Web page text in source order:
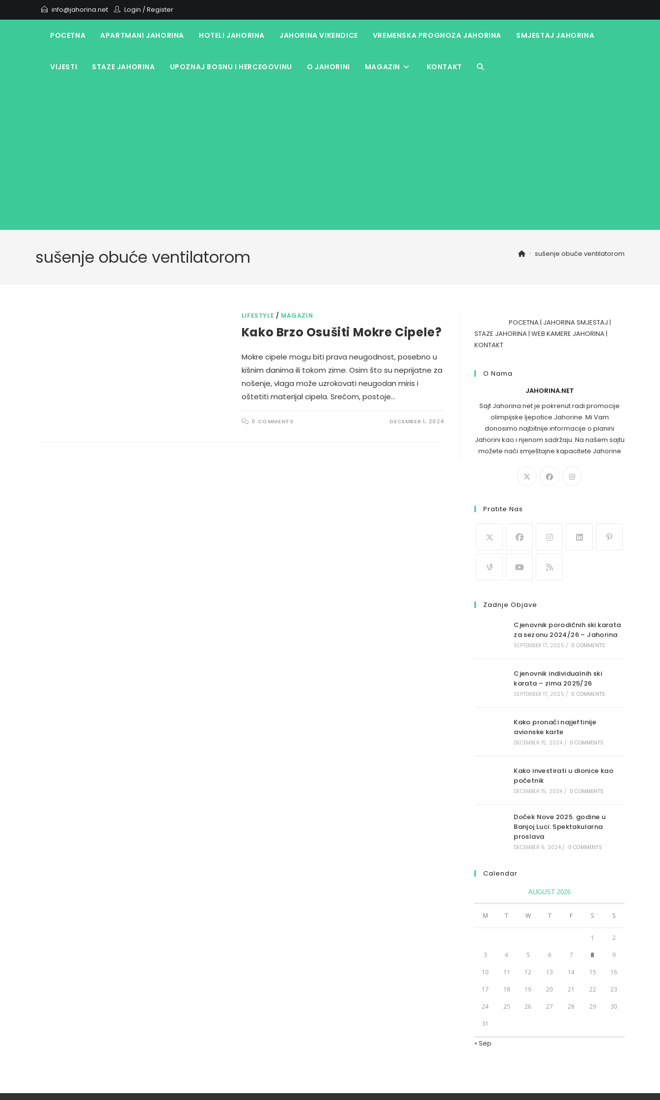
to
info@jahorina.net Login /Register
POCETNA APARTMANI JAHORINA HOTELI JAHORINA JAHORINA VIKENDICE VREMENSKA PROGNOZA JAHORINA SMJESTAJ JAHORINA
VIJESTI STAZE JAHORINA UPOZNAJ BOSNU I HERCEGOVINU O JAHORINI MAGAZIN KONTAKT TOGGLE
sušenje obuće ventilatorom > sušenje obuće ventilatorom
LIFESTYLE / MAGAZIN
Kako Brzo Osušiti Mokre Cipele?
Mokre cipele mogu biti prava neugodnost, posebno u
kišnim danima ili tokom zime. Osim što su neprijatne za
nošenje, vlaga može uzrokovati neugodan miris i
oštetiti materijal cipela. Srećom, postoje…
0 COMMENTS DECEMBER 1, 2024
POCETNA| JAHORINA SMJESTAJ |
STAZE JAHORINA| WEB KAMERE JAHORINA|
KONTAKT
O Nama
JAHORINA.NET
Sajt Jahorina.net je pokrenut radi promocije
olimpijske ljepotice Jahorine. Mi Vam
donosimo najbitnije informacije o planini
Jahorini kao i njenom sadržaju. Na našem sajtu
možete naći smještajne kapacitete Jahorine
Pratite Nas
Zadnje Objave
Cjenovnik porodičnih ski karata
za sezonu 2024/26 – Jahorina
SEPTEMBER 17, 2025 / 0 COMMENTS
Cjenovnik individualnih ski
karata – zima 2025/26
SEPTEMBER 17, 2025 / 0 COMMENTS
Kako pronaći najjeftinije
avionske karte
DECEMBER 15, 2024 / 0 COMMENTS
Kako investirati u dionice kao
početnik
DECEMBER 15, 2024 / 0 COMMENTS
Doček Nove 2025. godine u
Banjoj Luci: Spektakularna
proslava
DECEMBER 6, 2024 / 0 COMMENTS
Calendar
AUGUST 2026
M T W T F S S
1 2
3 4 5 6 7 8 9
10 11 12 13 14 15 16
17 18 19 20 21 22 23
24 25 26 27 28 29 30
31
« Sep